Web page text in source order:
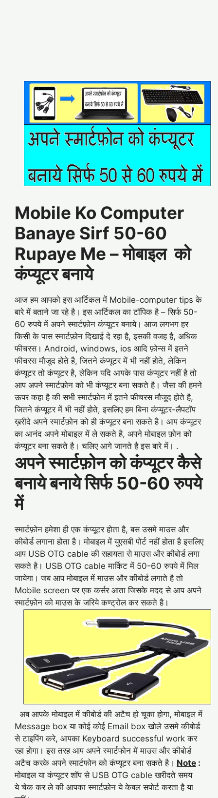
Mobile Ko Computer
Banaye Sirf 50-60
Rupaye Me – मोबाइल को
कंप्यूटर बनाये
आज हम आपको इस आर्टिकल में Mobile-computer tips के
बारे में बताने जा रहे है। इस आर्टिकल का टॉपिक है – सिर्फ 50-
60 रुपये में अपने स्मार्टफ़ोन कंप्यूटर बनाये। आज लगभग हर
किसी के पास स्मार्टफ़ोन दिखाई दे रहा है, इसकी वजह है, अधिक
फीचरस। Android, windows, ios आदि फ़ोन्स में इतने
फीचरस मौजूद होते है, जितने कंप्यूटर में भी नहीं होते, लेकिन
कंप्यूटर तो कंप्यूटर है, लेकिन यदि आपके पास कंप्यूटर नहीं है तो
आप अपने स्मार्टफ़ोन को भी कंप्यूटर बना सकते है। जैसा की हमने
ऊपर कहा है की सभी स्मार्टफ़ोन में इतने फीचरस मौजूद होते है,
जितने कंप्यूटर में भी नहीं होते, इसलिए हम बिना कंप्यूटर-लैपटॉप
ख़रीदे अपने स्मार्टफ़ोन को ही कंप्यूटर बना सकते है। आप कंप्यूटर
का आनंद अपने मोबाइल में ले सकते है, अपने मोबाइल फ़ोन को
कंप्यूटर बना सकते है। चलिए आगे जानते है इस बारे में। .
अपने स्मार्टफ़ोन को कंप्यूटर कैसे
बनाये बनाये सिर्फ 50-60 रुपये
में
स्मार्टफ़ोन हमेशा ही एक कंप्यूटर होता है, बस उसमे माउस और
कीबोर्ड लगाना होता है। मोबाइल में युएसबी पोर्ट नहीं होता है इसलिए
आप USB OTG cable की सहायता से माउस और कीबोर्ड लगा
सकते है। USB OTG cable मार्किट में 50-60 रुपये में मिल
जायेगा। जब आप मोबाइल में माउस और कीबोर्ड लगाते है तो
Mobile screen पर एक कर्सर आता जिसके मदद से आप अपने
स्मार्टफ़ोन को माउस के जरिये कण्ट्रोल कर सकते है।
अब आपके मोबाइल में कीबोर्ड की अटैच हो चूका होगा, मोबाइल में
Message box या कोई कोई Email box खोले उसमे कीबोर्ड
से टाइपिंग करे, आपका Keyboard successful work कर
रहा होगा। इस तरह आप अपने स्मार्टफोन में माउस और कीबोर्ड
अटैच करके अपने स्मार्टफोन को कंप्यूटर बना सकते है। Note :
मोबाइल या कंप्यूटर शॉप से USB OTG cable खरीदते समय
ये चेक कर ले की आपका स्मार्टफ़ोन ये केबल सपोर्ट करता है या